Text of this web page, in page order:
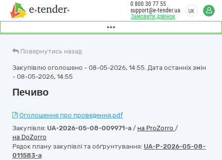
Замовити дзвінок
0 800 30 77 55
support@e-tender.ua
UK
Повернутись назад
Закупівлю оголошено - 08-05-2026, 14:55. Дата останніх змін
- 08-05-2026, 14:55
Печиво
Оголошення про проведення.pdf
Закупівля: UA-2026-05-08-009971-a / на ProZorro /
на DoZorro
Рядок плану закупівлі та обґрунтування: UA-P-2026-05-08-
011583-a